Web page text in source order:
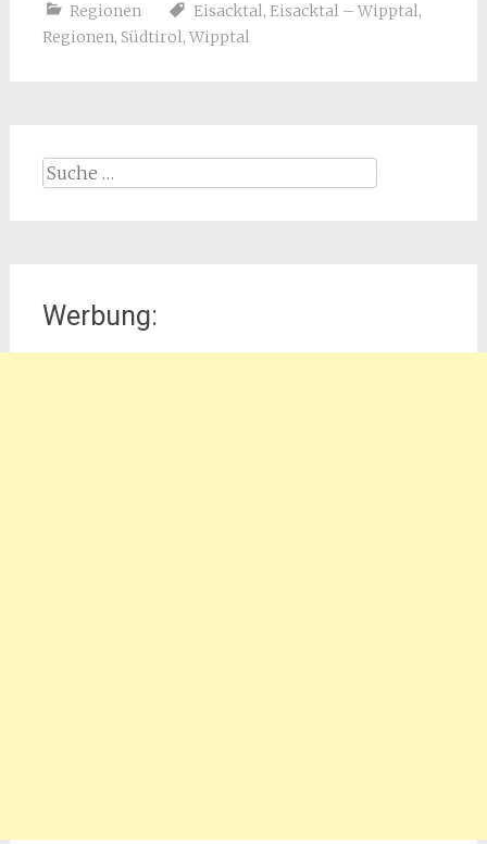
Regionen Eisacktal, Eisacktal – Wipptal,
Regionen, Südtirol, Wipptal
Suche
Werbung: